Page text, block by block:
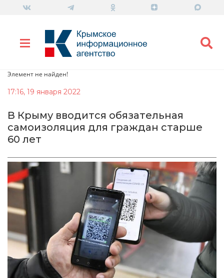
Элемент не найден!
17:16, 19 января 2022
В Крыму вводится обязательная
самоизоляция для граждан старше
60 лет